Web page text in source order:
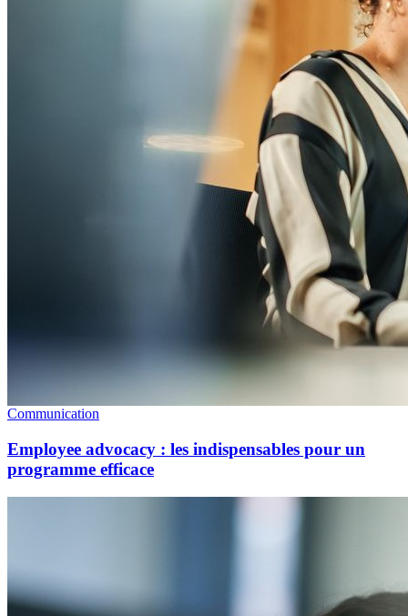
Communication
Employee advocacy : les indispensables pour un
programme efficace